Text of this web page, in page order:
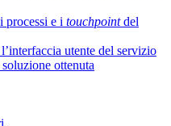
processi e i touchpointdel
utente del servizio
ottenuta